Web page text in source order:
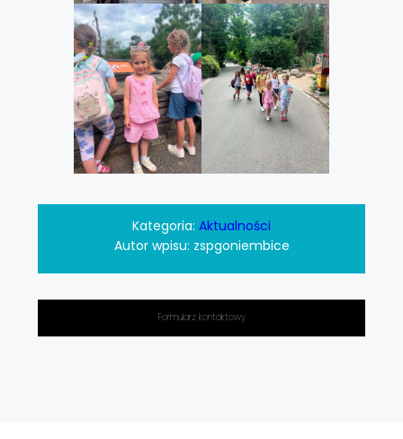
Kategoria: Aktualności
Autor wpisu: zspgoniembice
Formularz kontaktowy